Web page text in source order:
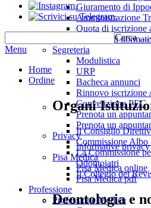
.
.
Cerca …
Menu
Home
Ordine
Organi
Il Consiglio
Commissione
La Commissione
Odontoiatri
Il Collegio dei
Deontologia e
Giuramento di
Amministrazione
Quota di iscrizione
Riferimenti
Segreteria
Modulistica
URP
Bacheca annunci
Rinnovo iscrizione
Convenzione PEC
Prenota un
Prenota un
Privacy
Informative privacy
Pisa Medica
Pisa Medica online
Pisa Medica pdf
Professione
Professione Medica